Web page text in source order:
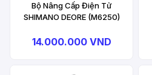
Bộ Nâng Cấp Điện Tử
SHIMANO DEORE (M6250)
14.000.000 VND